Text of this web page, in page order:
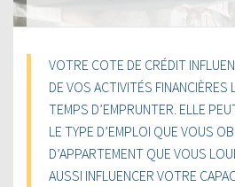
VOTRE COTE DE CRÉDIT
DE VOS ACTIVITÉS FINANCIÈRES
TEMPS D’EMPRUNTER. ELLE
LE TYPE D’EMPLOI QUE VOUS
D’APPARTEMENT QUE VOUS
AUSSI INFLUENCER VOTRE